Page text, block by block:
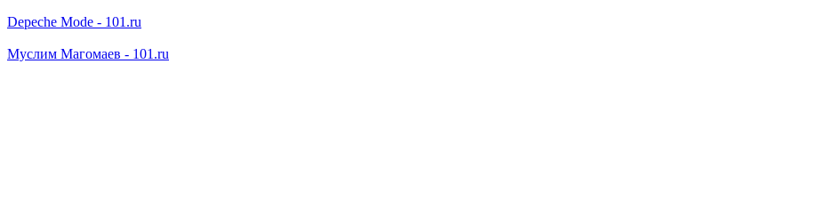
Depeche Mode - 101.ru
Муслим Магомаев - 101.ru